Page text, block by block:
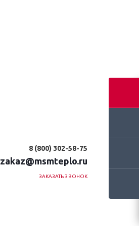
8 (800) 302-58-75
zakaz@msmteplo.ru
ЗАКАЗАТЬ ЗВОНОК